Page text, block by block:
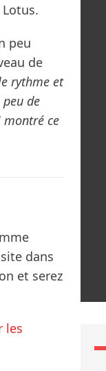
peu
de
rythme et
de
montré ce
dans
et serez
les